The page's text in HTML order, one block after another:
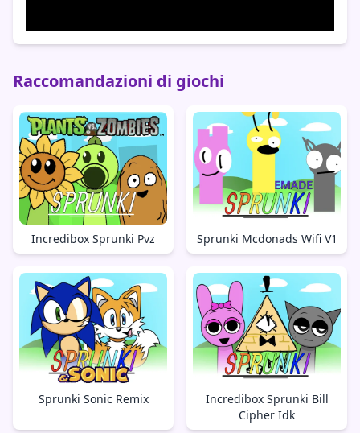
Raccomandazioni di giochi
Incredibox Sprunki Pvz Sprunki Mcdonads Wifi V1
Sprunki Sonic Remix
Incredibox Sprunki Bill
Cipher Idk